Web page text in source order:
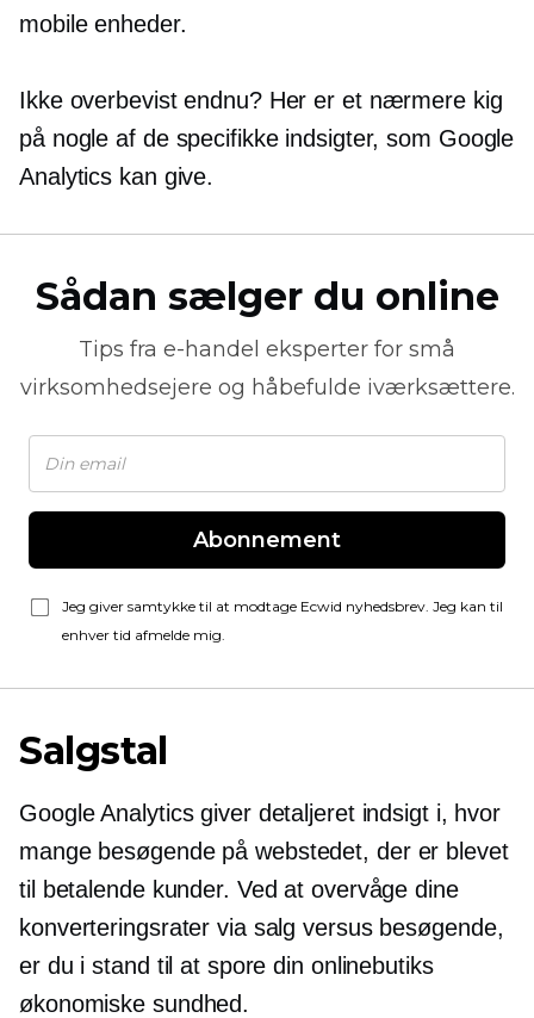
mobile enheder.
Ikke overbevist endnu? Her er et nærmere kig
på nogle af de specifikke indsigter, som Google
Analytics kan give.
Sådan sælger du online
Tips fra e-handel eksperter for små
virksomhedsejere og håbefulde iværksættere.
Abonnement
Jeg giver samtykke til at modtage Ecwid nyhedsbrev. Jeg kan til
enhver tid afmelde mig.
Salgstal
Google Analytics giver detaljeret indsigt i, hvor
mange besøgende på webstedet, der er blevet
til betalende kunder. Ved at overvåge dine
konverteringsrater via salg versus besøgende,
er du i stand til at spore din onlinebutiks
økonomiske sundhed.